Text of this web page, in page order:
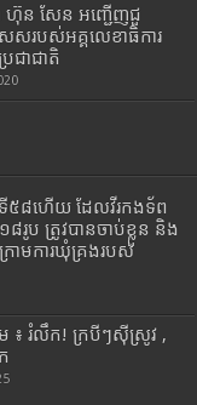
ហ៊ុន សែន អញ្ជើញជួ
េសរបស់អគ្គលេខាធិការ
ជាជាតិ
ៃទី៥៨ហើយ ដែលវីរកងទ័ព
៨រូប ត្រូវបានចាប់ខ្លួន និង
រោមការឃុំគ្រងរបស់
៖ រំលឹក! ក្របីៗស៊ីស្រូវ ,